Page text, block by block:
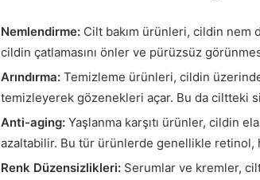
Nemlendirme: Cilt bakım ürünleri, cildin nem
cildin çatlamasını önler ve pürüzsüz
Arındırma: Temizleme ürünleri, cildin
temizleyerek gözenekleri açar. Bu da ciltteki
Anti-aging: Yaşlanma karşıtı ürünler, cildin
azaltabilir. Bu tür ürünlerde genellikle
Renk Düzensizlikleri: Serumlar ve kremler,